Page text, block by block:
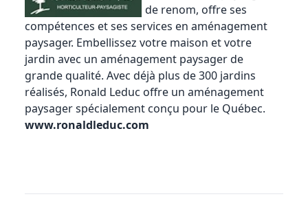
de renom, offre ses
compétences et ses services en aménagement
paysager. Embellissez votre maison et votre
jardin avec un aménagement paysager de
grande qualité. Avec déjà plus de 300 jardins
réalisés, Ronald Leduc offre un aménagement
paysager spécialement conçu pour le Québec.
www.ronaldleduc.com